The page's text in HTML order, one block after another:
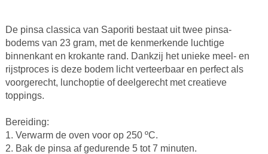
De pinsa classica van Saporiti bestaat uit twee pinsa-
bodems van 23 gram, met de kenmerkende luchtige
binnenkant en krokante rand. Dankzij het unieke meel- en
rijstproces is deze bodem licht verteerbaar en perfect als
voorgerecht, lunchoptie of deelgerecht met creatieve
toppings.
Bereiding:
1. Verwarm de oven voor op 250 ºC.
2. Bak de pinsa af gedurende 5 tot 7 minuten.